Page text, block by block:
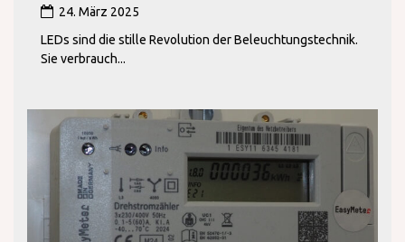
24. März 2025
LEDs sind die stille Revolution der Beleuchtungstechnik.
Sie verbrauch...